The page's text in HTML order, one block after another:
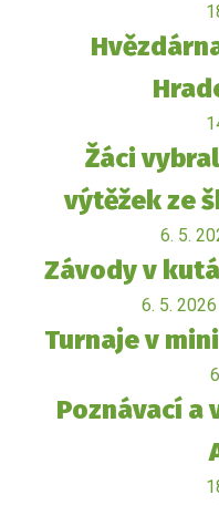
Žáci
výtěžek ze
6. 5.
Závody v
6. 5. 2026
Turnaje v
Poznávací a